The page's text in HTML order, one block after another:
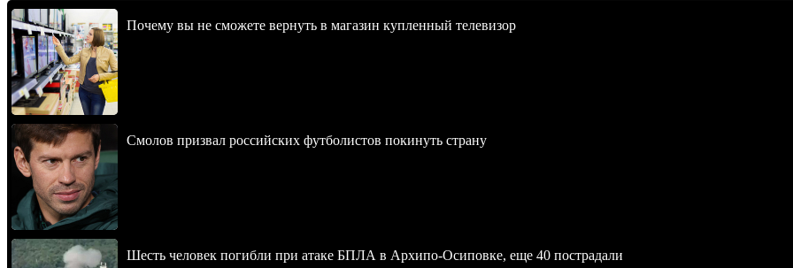
Почему вы не сможете вернуть в магазин купленный телевизор
Смолов призвал российских футболистов покинуть страну
Шесть человек погибли при атаке БПЛА в Архипо-Осиповке, еще 40 пострадали